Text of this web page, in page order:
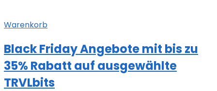
Warenkorb
Black Friday Angebote mit bis zu
35% Rabatt auf ausgewählte
TRVLbits